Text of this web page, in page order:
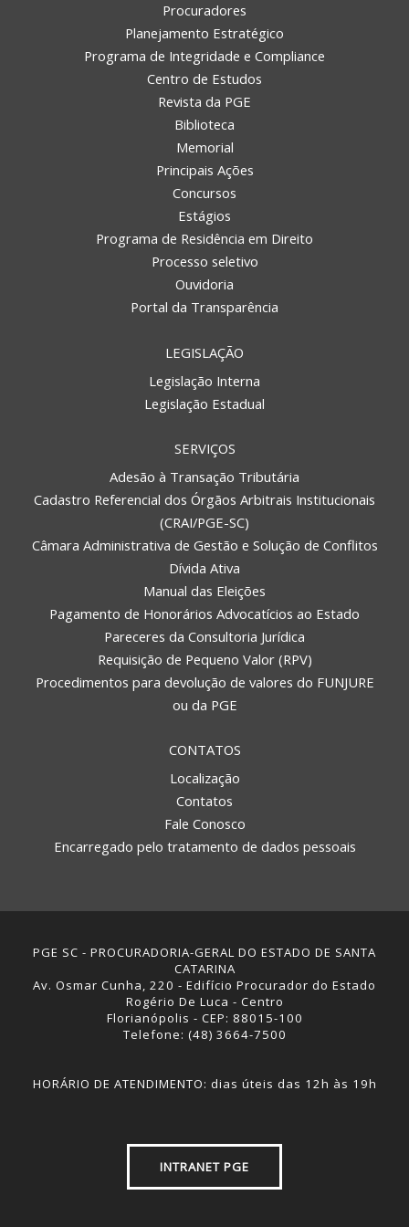
Procuradores
Planejamento Estratégico
Programa de Integridade e Compliance
Centro de Estudos
Revista da PGE
Biblioteca
Memorial
Principais Ações
Concursos
Estágios
Programa de Residência em Direito
Processo seletivo
Ouvidoria
Portal da Transparência
LEGISLAÇÃO
Legislação Interna
Legislação Estadual
SERVIÇOS
Adesão à Transação Tributária
Cadastro Referencial dos Órgãos Arbitrais Institucionais
(CRAI/PGE-SC)
Câmara Administrativa de Gestão e Solução de Conflitos
Dívida Ativa
Manual das Eleições
Pagamento de Honorários Advocatícios ao Estado
Pareceres da Consultoria Jurídica
Requisição de Pequeno Valor (RPV)
Procedimentos para devolução de valores do FUNJURE
ou da PGE
CONTATOS
Localização
Contatos
Fale Conosco
Encarregado pelo tratamento de dados pessoais
PGE SC - PROCURADORIA-GERAL DO ESTADO DE SANTA
CATARINA
Av. Osmar Cunha, 220 - Edifício Procurador do Estado
Rogério De Luca - Centro
Florianópolis - CEP: 88015-100
Telefone: (48) 3664-7500
HORÁRIO DE ATENDIMENTO: dias úteis das 12h às 19h
INTRANET PGE